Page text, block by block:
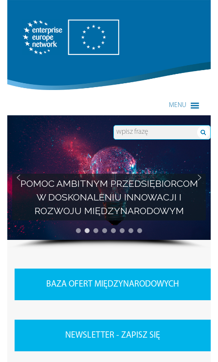
Enterprise Europe Network
MENU
POMOC AMBITNYM PRZEDSIĘBIORCOM
W DOSKONALENIU INNOWACJI I
ROZWOJU MIĘDZYNARODOWYM
BAZA OFERT MIĘDZYNARODOWYCH
NEWSLETTER - ZAPISZ SIĘ